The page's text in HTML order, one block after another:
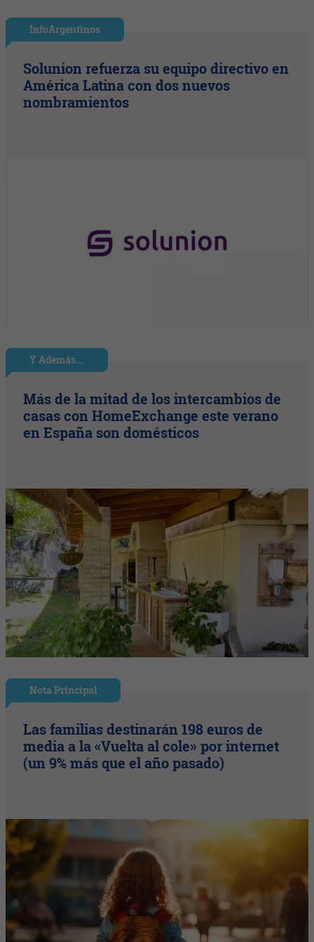
InfoArgentinos
Solunion refuerza su equipo directivo en
América Latina con dos nuevos
nombramientos
Y Además...
Más de la mitad de los intercambios de
casas con HomeExchange este verano
en España son domésticos
Nota Principal
Las familias destinarán 198 euros de
media a la «Vuelta al cole» por internet
(un 9% más que el año pasado)